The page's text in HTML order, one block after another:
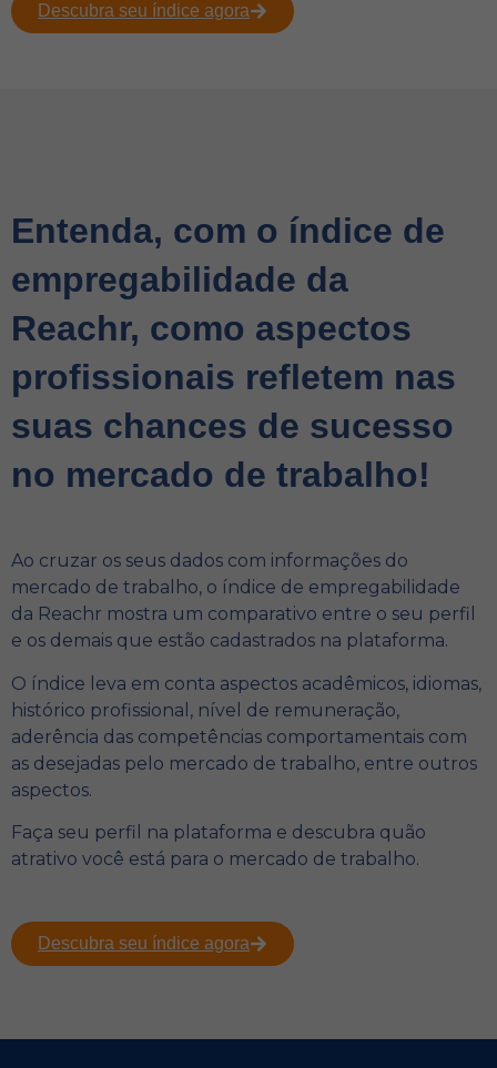
Descubra seu índice agora
Entenda, com o índice de
empregabilidade da
Reachr, como aspectos
profissionais refletem nas
suas chances de sucesso
no mercado de trabalho!
Ao cruzar os seus dados com informações do
mercado de trabalho, o índice de empregabilidade
da Reachr mostra um comparativo entre o seu perfil
e os demais que estão cadastrados na plataforma.
O índice leva em conta aspectos acadêmicos, idiomas,
histórico profissional, nível de remuneração,
aderência das competências comportamentais com
as desejadas pelo mercado de trabalho, entre outros
aspectos.
Faça seu perfil na plataforma e descubra quão
atrativo você está para o mercado de trabalho.
Descubra seu índice agora